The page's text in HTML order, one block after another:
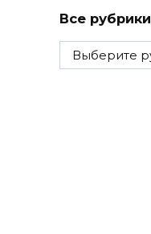
Все рубрики
Все
рубрики